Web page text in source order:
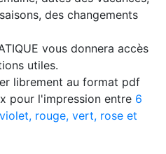
des changements
vous donnera accès
utiles.
librement au format pdf
pour l'impression entre 6
rouge, vert, rose et